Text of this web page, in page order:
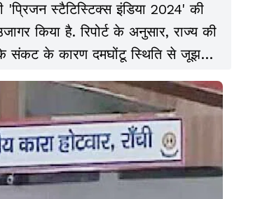
स्टैटिस्टिक्स इंडिया 2024' की
किया है. रिपोर्ट के अनुसार, राज्य की
संकट के कारण दमघोंटू स्थिति से जूझ
कर 114.1 प्रतिशत तक पहुंच गई है.